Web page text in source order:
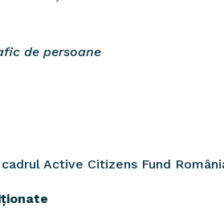
de persoane
Active Citizens Fund